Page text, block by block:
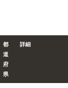
都
道
府
県
詳細